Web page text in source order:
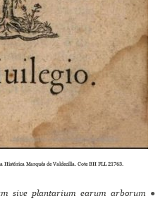
Histórica Marqués de Valdecilla. Cote BH FLL 21763.
sive plan­ta­rium earum arbo­rum ●